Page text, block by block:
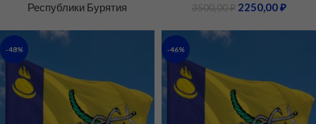
Республики Бурятия 3500,00₽ 2250,00₽
-48% -46%